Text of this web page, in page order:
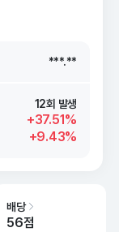
***.**
***.**
12회 발생
+37.51%
+9.43%
배당
56점